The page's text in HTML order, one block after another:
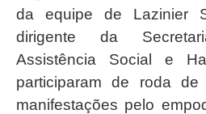
da equipe de Lazinier
dirigente da
Assistência Social e
participaram de roda
manifestações pelo